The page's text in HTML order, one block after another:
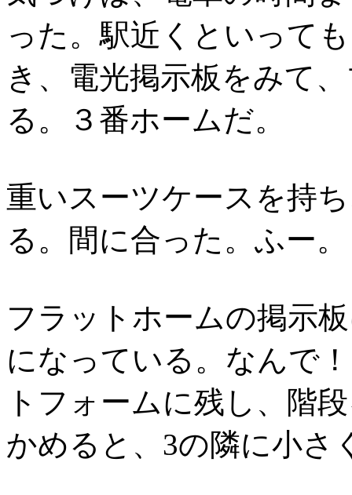
った。駅近くといって
き、電光掲示板をみて
る。３番ホームだ。
重いスーツケースを持
る。間に合った。ふー。
フラットホームの掲示
になっている。なんで
トフォームに残し、階
かめると、3の隣に小さ